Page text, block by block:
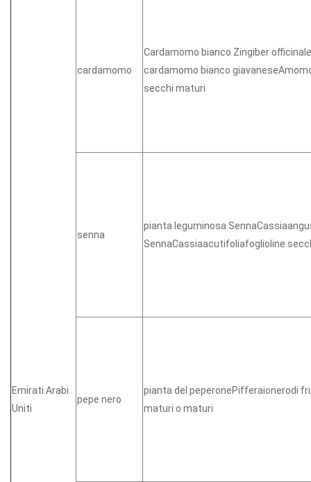
Emirati Arabi
Uniti
cardamomo
Cardamomo bianco Zingiber
cardamomo bianco
secchi maturi
senna
pianta leguminosa
SennaCassiaacutifoliafoglioline
pepe nero
pianta del peperonePifferaionerodi
maturi o maturi